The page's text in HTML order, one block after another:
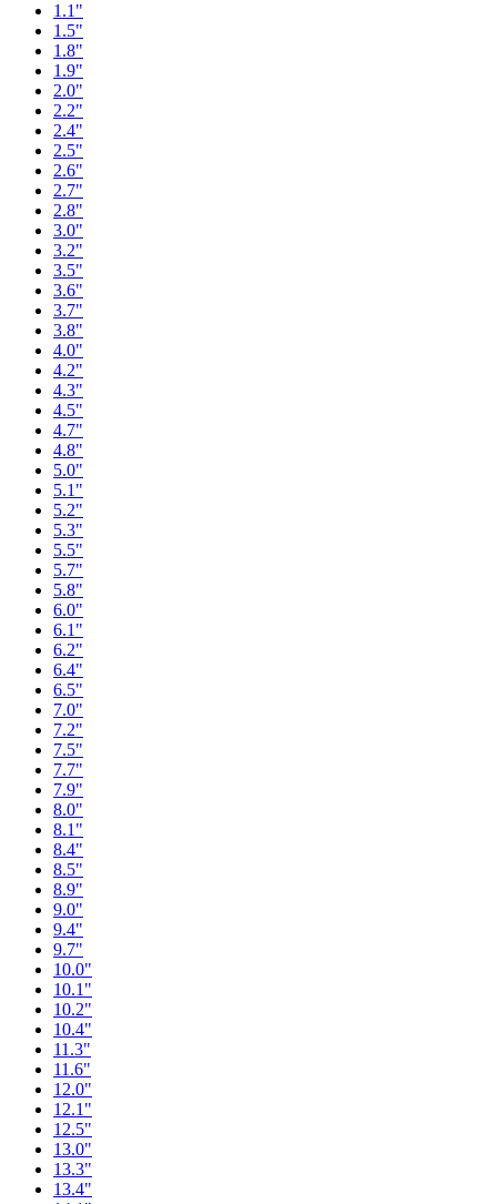
1.1"
1.5"
1.8"
1.9"
2.0"
2.2"
2.4"
2.5"
2.6"
2.7"
2.8"
3.0"
3.2"
3.5"
3.6"
3.7"
3.8"
4.0"
4.2"
4.3"
4.5"
4.7"
4.8"
5.0"
5.1"
5.2"
5.3"
5.5"
5.7"
5.8"
6.0"
6.1"
6.2"
6.4"
6.5"
7.0"
7.2"
7.5"
7.7"
7.9"
8.0"
8.1"
8.4"
8.5"
8.9"
9.0"
9.4"
9.7"
10.0"
10.1"
10.2"
10.4"
11.3"
11.6"
12.0"
12.1"
12.5"
13.0"
13.3"
13.4"